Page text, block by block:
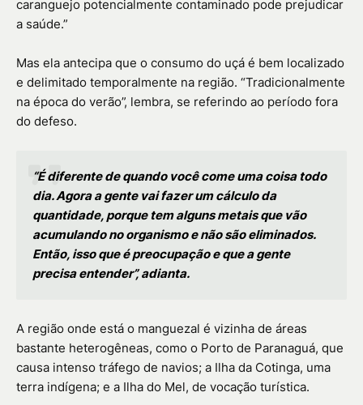
caranguejo potencialmente contaminado pode prejudicar
a saúde.”
Mas ela antecipa que o consumo do uçá é bem localizado
e delimitado temporalmente na região. “Tradicionalmente
na época do verão”, lembra, se referindo ao período fora
do defeso.
“É diferente de quando você come uma coisa todo
dia. Agora a gente vai fazer um cálculo da
quantidade, porque tem alguns metais que vão
acumulando no organismo e não são eliminados.
Então, isso que é preocupação e que a gente
precisa entender”, adianta.
A região onde está o manguezal é vizinha de áreas
bastante heterogêneas, como o Porto de Paranaguá, que
causa intenso tráfego de navios; a Ilha da Cotinga, uma
terra indígena; e a Ilha do Mel, de vocação turística.